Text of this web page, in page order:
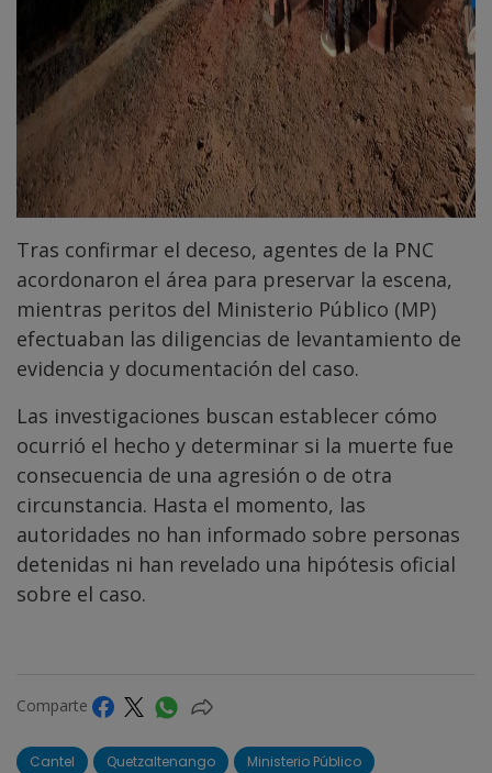
Tras confirmar el deceso, agentes de la PNC
acordonaron el área para preservar la escena,
mientras peritos del Ministerio Público (MP)
efectuaban las diligencias de levantamiento de
evidencia y documentación del caso.
Las investigaciones buscan establecer cómo
ocurrió el hecho y determinar si la muerte fue
consecuencia de una agresión o de otra
circunstancia. Hasta el momento, las
autoridades no han informado sobre personas
detenidas ni han revelado una hipótesis oficial
sobre el caso.
Comparte
Cantel Quetzaltenango Ministerio Público